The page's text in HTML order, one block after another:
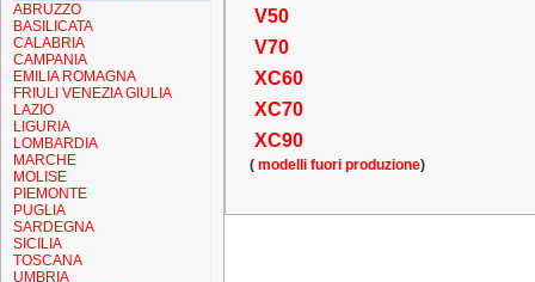
ABRUZZO
BASILICATA
CALABRIA
CAMPANIA
EMILIA ROMAGNA
FRIULI VENEZIA GIULIA
LAZIO
LIGURIA
LOMBARDIA
MARCHE
MOLISE
PIEMONTE
PUGLIA
SARDEGNA
SICILIA
TOSCANA
UMBRIA
V50
V70
XC60
XC70
XC90
( modelli fuori produzione)